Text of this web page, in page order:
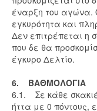
έναρξη του αγώνα.
εγκυρότητα και
Δεν επιτρέπεται η
που δε θα
έγκυρο Δελτίο.
6. ΒΑΘΜΟΛΟΓΙΑ
6.1. Σε κάθε
ήττα με 0 πόντους,